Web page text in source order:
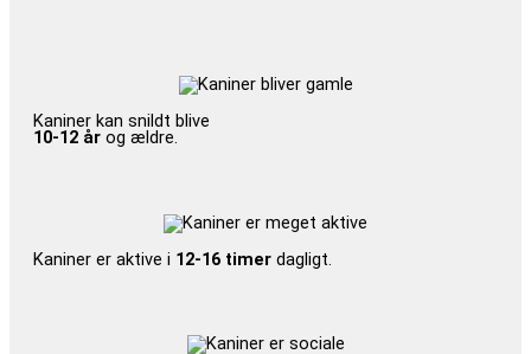
Kaniner kan snildt blive
10-12 år og ældre.
Kaniner er aktive i 12-16 timer dagligt.